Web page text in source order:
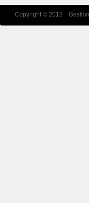
Copyright © 2013